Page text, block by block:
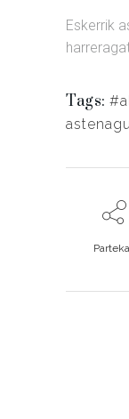
Eskerrik
Tags: